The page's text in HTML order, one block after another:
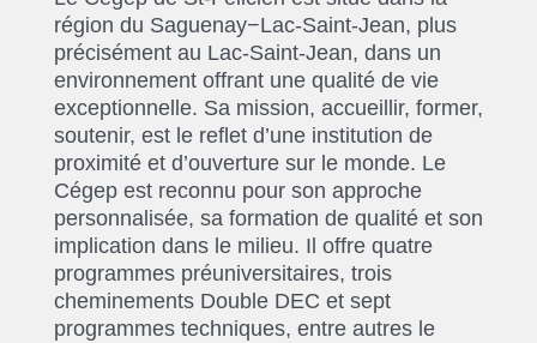
région du Saguenay−Lac-Saint-Jean, plus
précisément au Lac-Saint-Jean, dans un
environnement offrant une qualité de vie
exceptionnelle. Sa mission, accueillir, former,
soutenir, est le reflet d’une institution de
proximité et d’ouverture sur le monde. Le
Cégep est reconnu pour son approche
personnalisée, sa formation de qualité et son
implication dans le milieu. Il offre quatre
programmes préuniversitaires, trois
cheminements Double DEC et sept
programmes techniques, entre autres le